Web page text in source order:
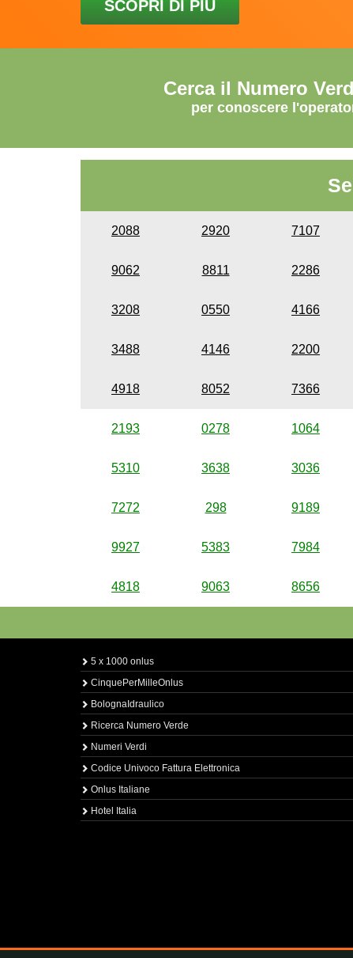
SCOPRI DI PIÙ
Cerca il Numero
per conoscere
2088 2920 7107
9062 8811 2286
3208 0550 4166
3488 4146 2200
4918 8052 7366
2193 0278 1064
5310 3638 3036
7272 298 9189
9927 5383 7984
4818 9063 8656
5 x 1000 onlus
CinquePerMilleOnlus
BolognaIdraulico
Ricerca Numero Verde
Numeri Verdi
Codice Univoco Fattura Elettronica
Onlus Italiane
Hotel Italia